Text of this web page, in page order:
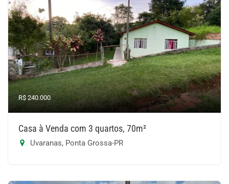
R$ 240.000
Casa à Venda com 3 quartos, 70m²
Uvaranas, Ponta Grossa-PR